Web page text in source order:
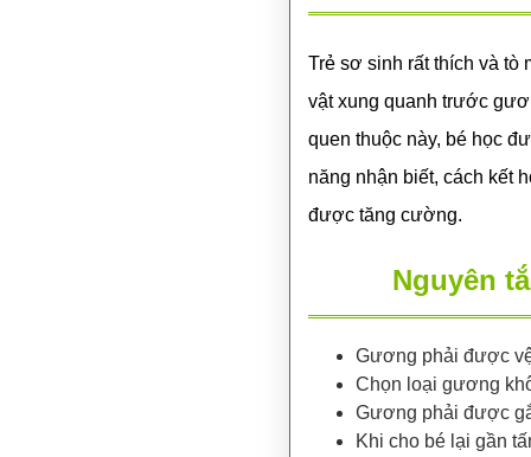
Trẻ sơ sinh rất thích và tò
vật xung quanh trước
quen thuộc này, bé học
năng nhận biết, cách kết
được tăng cường.
Nguyên
Gương phải được
Chọn loại gương
Gương phải được
Khi cho bé lại gần